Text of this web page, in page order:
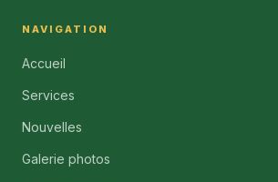
NAVIGATION
Accueil
Services
Nouvelles
Galerie photos